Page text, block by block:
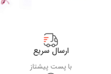
ارسال سریع
با پست پیشتاز